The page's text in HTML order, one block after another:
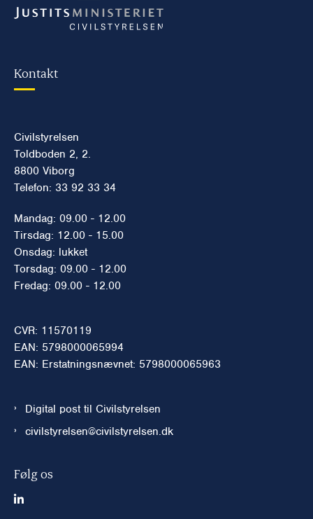
Kontakt
Civilstyrelsen
Toldboden 2, 2.
8800 Viborg
Telefon: 33 92 33 34
Mandag: 09.00 - 12.00
Tirsdag: 12.00 - 15.00
Onsdag: lukket
Torsdag: 09.00 - 12.00
Fredag: 09.00 - 12.00
CVR: 11570119
EAN: 5798000065994
EAN: Erstatningsnævnet: 5798000065963
Digital post til Civilstyrelsen
civilstyrelsen@civilstyrelsen.dk
Følg os